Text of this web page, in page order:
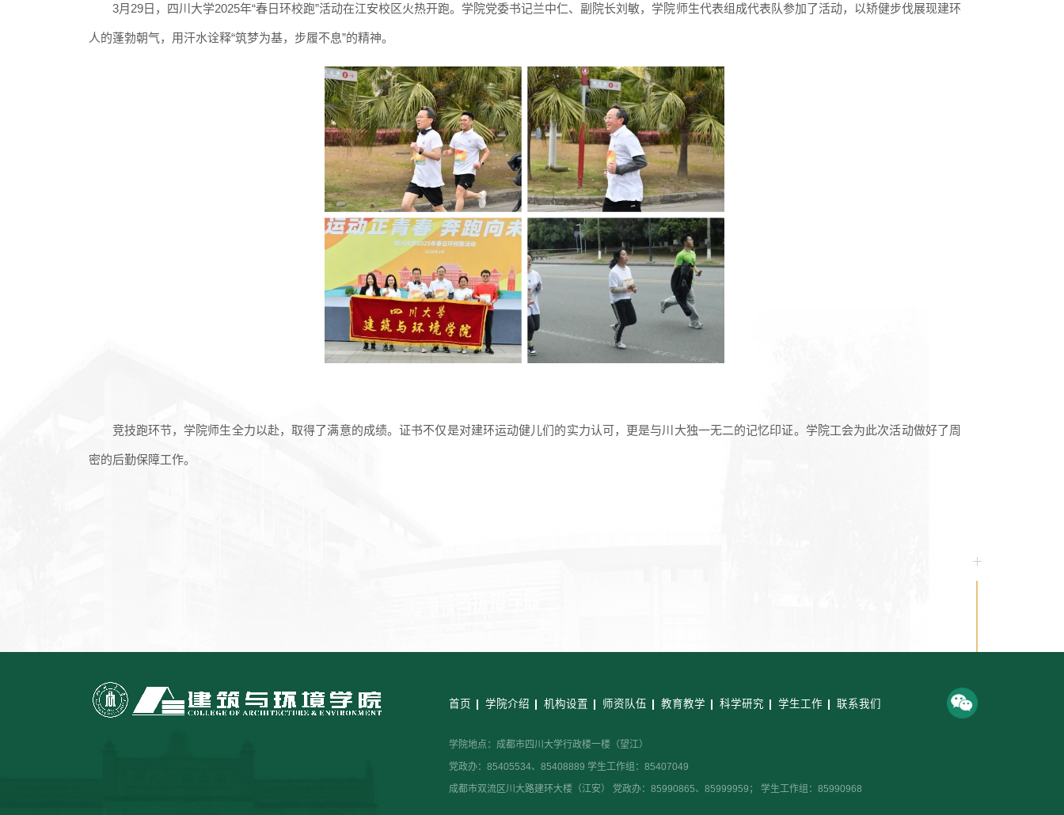
3月29日，四川大学2025年“春日环校跑”活动在江安校区火热开跑。学院党委书记兰中仁、副院长刘敏，学院师生代表组成代表队参加了活动，以矫健步伐展现建环
人的蓬勃朝气，用汗水诠释“筑梦为基，步履不息”的精神。
竞技跑环节，学院师生全力以赴，取得了满意的成绩。证书不仅是对建环运动健儿们的实力认可，更是与川大独一无二的记忆印证。学院工会为此次活动做好了周
密的后勤保障工作。
首页 学院介绍 机构设置 师资队伍 教育教学 科学研究 学生工作 联系我们
学院地点：成都市四川大学行政楼一楼（望江）
党政办：85405534、85408889 学生工作组：85407049
成都市双流区川大路建环大楼（江安） 党政办：85990865、85999959； 学生工作组：85990968